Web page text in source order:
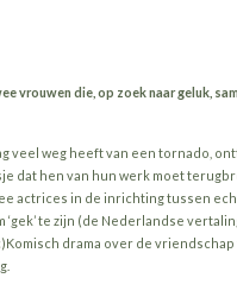
vrouwen die, op zoek naar geluk,
veel weg heeft van een tornado,
dat hen van hun werk moet
actrices in de inrichting tussen
te zijn (de Nederlandse
Komisch drama over de